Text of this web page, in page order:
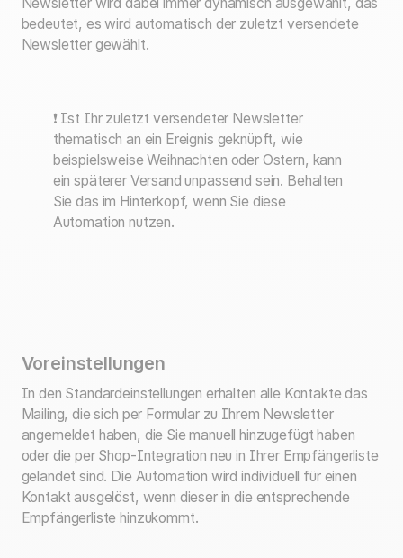
bedeutet, es wird automatisch der zuletzt versendete
Newsletter gewählt.
❗ Ist Ihr zuletzt versendeter Newsletter
thematisch an ein Ereignis geknüpft, wie
beispielsweise Weihnachten oder Ostern, kann
ein späterer Versand unpassend sein. Behalten
Sie das im Hinterkopf, wenn Sie diese
Automation nutzen.
Voreinstellungen
In den Standardeinstellungen erhalten alle Kontakte das
Mailing, die sich per Formular zu Ihrem Newsletter
angemeldet haben, die Sie manuell hinzugefügt haben
oder die per Shop-Integration neu in Ihrer Empfängerliste
gelandet sind. Die Automation wird individuell für einen
Kontakt ausgelöst, wenn dieser in die entsprechende
Empfängerliste hinzukommt.